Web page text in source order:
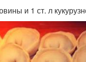
и 1 ст. л